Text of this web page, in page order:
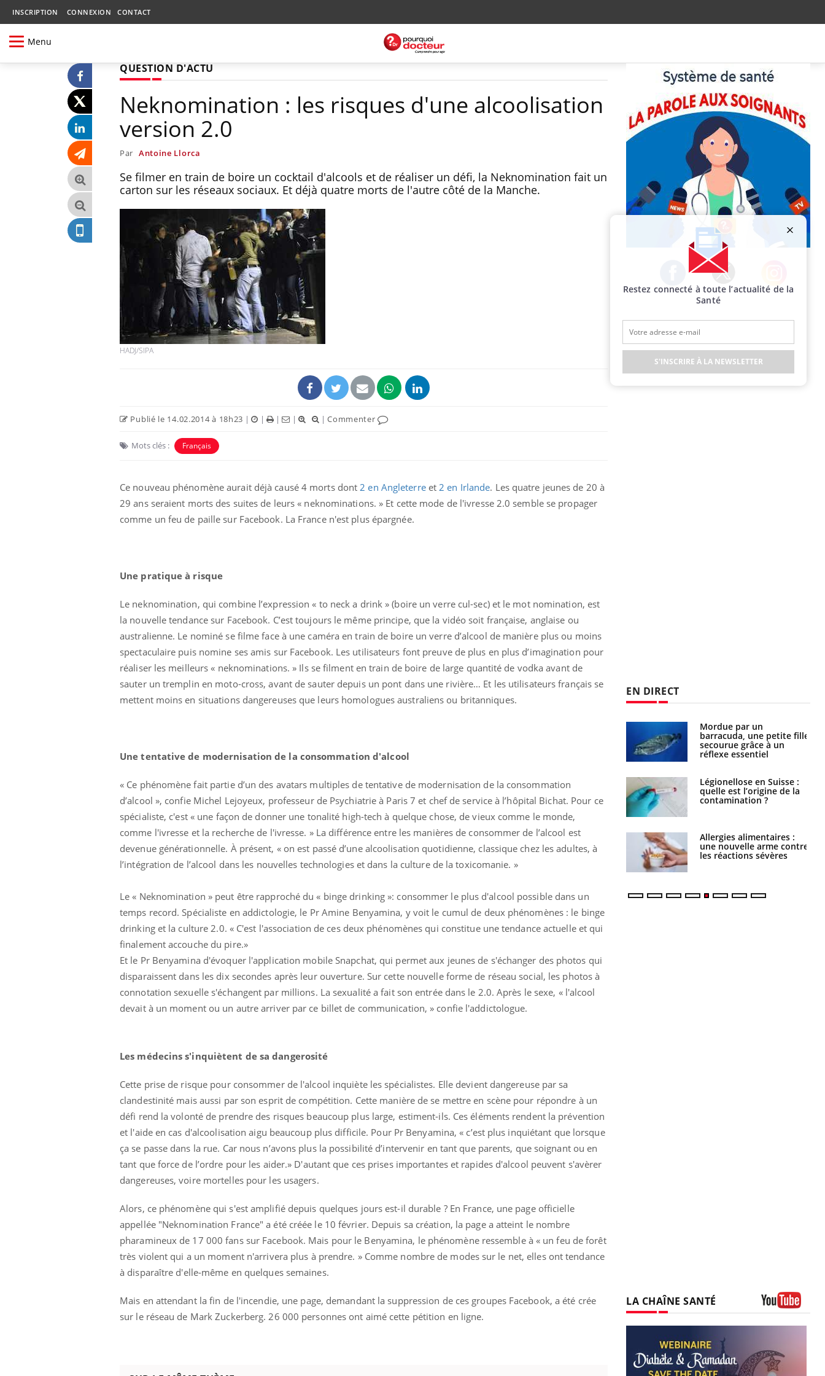
INSCRIPTION CONNEXION CONTACT
Menu
QUESTION D'ACTU
Neknomination : les risques d'une alcoolisation
version 2.0
Par Antoine Llorca
Se filmer en train de boire un cocktail d'alcools et de réaliser un défi, la Neknomination fait un
carton sur les réseaux sociaux. Et déjà quatre morts de l'autre côté de la Manche.
HADJ/SIPA
Publié le 14.02.2014 à 18h23 | | | | |Commenter
Mots clés : Français
Ce nouveau phénomène aurait déjà causé 4 morts dont 2 en Angleterreet 2 en Irlande. Les quatre jeunes de 20 à
29 ans seraient morts des suites de leurs « neknominations. » Et cette mode de l'ivresse 2.0 semble se propager
comme un feu de paille sur Facebook. La France n'est plus épargnée.
Une pratique à risque
Le neknomination, qui combine l’expression « to neck a drink » (boire un verre cul-sec) et le mot nomination, est
la nouvelle tendance sur Facebook. C’est toujours le même principe, que la vidéo soit française, anglaise ou
australienne. Le nominé se filme face à une caméra en train de boire un verre d’alcool de manière plus ou moins
spectaculaire puis nomine ses amis sur Facebook. Les utilisateurs font preuve de plus en plus d’imagination pour
réaliser les meilleurs « neknominations. » Ils se filment en train de boire de large quantité de vodka avant de
sauter un tremplin en moto-cross, avant de sauter depuis un pont dans une rivière… Et les utilisateurs français se
mettent moins en situations dangereuses que leurs homologues australiens ou britanniques.
Une tentative de modernisation de la consommation d'alcool
« Ce phénomène fait partie d’un des avatars multiples de tentative de modernisation de la consommation
d’alcool », confie Michel Lejoyeux, professeur de Psychiatrie à Paris 7 et chef de service à l’hôpital Bichat. Pour ce
spécialiste, c'est « une façon de donner une tonalité high-tech à quelque chose, de vieux comme le monde,
comme l'ivresse et la recherche de l'ivresse. » La différence entre les manières de consommer de l’alcool est
devenue générationnelle. À présent, « on est passé d’une alcoolisation quotidienne, classique chez les adultes, à
l’intégration de l’alcool dans les nouvelles technologies et dans la culture de la toxicomanie. »
Le « Neknomination » peut être rapproché du « binge drinking »: consommer le plus d'alcool possible dans un
temps record. Spécialiste en addictologie, le Pr Amine Benyamina, y voit le cumul de deux phénomènes : le binge
drinking et la culture 2.0. « C'est l'association de ces deux phénomènes qui constitue une tendance actuelle et qui
finalement accouche du pire.»
Et le Pr Benyamina d'évoquer l'application mobile Snapchat, qui permet aux jeunes de s'échanger des photos qui
disparaissent dans les dix secondes après leur ouverture. Sur cette nouvelle forme de réseau social, les photos à
connotation sexuelle s'échangent par millions. La sexualité a fait son entrée dans le 2.0. Après le sexe, « l'alcool
devait à un moment ou un autre arriver par ce billet de communication, » confie l'addictologue.
Les médecins s'inquiètent de sa dangerosité
Cette prise de risque pour consommer de l'alcool inquiète les spécialistes. Elle devient dangereuse par sa
clandestinité mais aussi par son esprit de compétition. Cette manière de se mettre en scène pour répondre à un
défi rend la volonté de prendre des risques beaucoup plus large, estiment-ils. Ces éléments rendent la prévention
et l'aide en cas d'alcoolisation aigu beaucoup plus difficile. Pour Pr Benyamina, « c’est plus inquiétant que lorsque
ça se passe dans la rue. Car nous n’avons plus la possibilité d’intervenir en tant que parents, que soignant ou en
tant que force de l’ordre pour les aider.» D'autant que ces prises importantes et rapides d'alcool peuvent s'avèrer
dangereuses, voire mortelles pour les usagers.
Alors, ce phénomène qui s'est amplifié depuis quelques jours est-il durable ? En France, une page officielle
appellée "Neknomination France" a été créée le 10 février. Depuis sa création, la page a atteint le nombre
pharamineux de 17 000 fans sur Facebook. Mais pour le Benyamina, le phénomène ressemble à « un feu de forêt
très violent qui a un moment n'arrivera plus à prendre. » Comme nombre de modes sur le net, elles ont tendance
à disparaître d'elle-même en quelques semaines.
Mais en attendant la fin de l'incendie, une page, demandant la suppression de ces groupes Facebook, a été crée
sur le réseau de Mark Zuckerberg. 26 000 personnes ont aimé cette pétition en ligne.
Facebook Twitter Instagram
EN DIRECT
Le Viagra pourrait-il
freiner la propagation du
cancer ?
Pourquoi manger moins
de protéines pourrait
finalement être bénéfique
Le smartphone nuit-il à
l'apprentissage de la
lecture ?
Mordue par une tique en
vacances, elle reste dans
le coma pendant 42 jours
Mordue par un
barracuda, une petite fille
secourue grâce à un
réflexe essentiel
Légionellose en Suisse :
quelle est l’origine de la
contamination ?
Allergies alimentaires :
une nouvelle arme contre
les réactions sévères
Comment gérer le
sommeil des enfants en
vacances ?
Bilan prévention : ce que
les kinés pourront
bientôt faire
TDAH : quel est ce
traitement autorisé aux
États-Unis ?
LA CHAÎNE SANTÉ
Restez connecté à toute l’actualité de la
Santé
S'INSCRIRE À LA NEWSLETTER